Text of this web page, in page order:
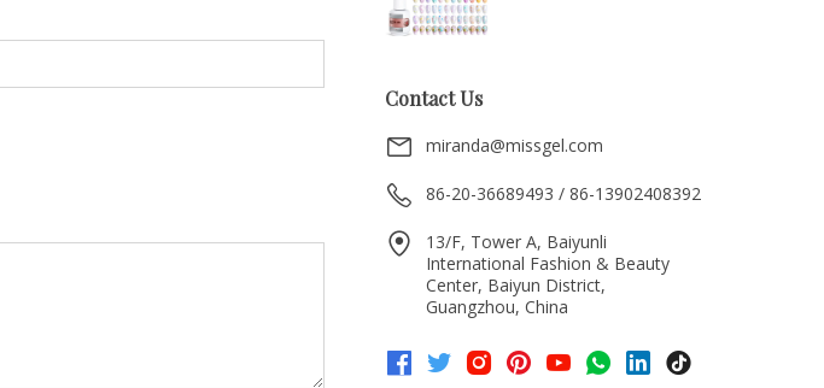
Contact Us
miranda@missgel.com
86-20-36689493 / 86-13902408392
13/F, Tower A, Baiyunli
International Fashion & Beauty
Center, Baiyun District,
Guangzhou, China